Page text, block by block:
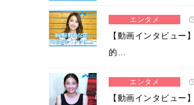
エンタメ
【動画インタビュー
的…
エンタメ
【動画インタビュー